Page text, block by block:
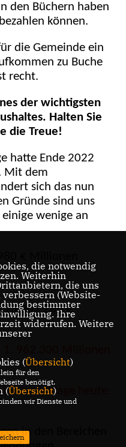
den Büchern haben
können.
die Gemeinde ein
zu Buche
recht.
der wichtigsten
Halten Sie
die Treue!
hatte Ende 2022
Mit dem
sich das nun
Gründe sind uns
wenige an
23.302.280
962.300 Millionen
heute:
in den Bereichen
die notwendig
Weiterhin
die uns
(Website-
bestimmter
Ihre
widerrufen. Weitere
(Übersicht)
für den
benötigt.
(Übersicht)
wir Dienste und